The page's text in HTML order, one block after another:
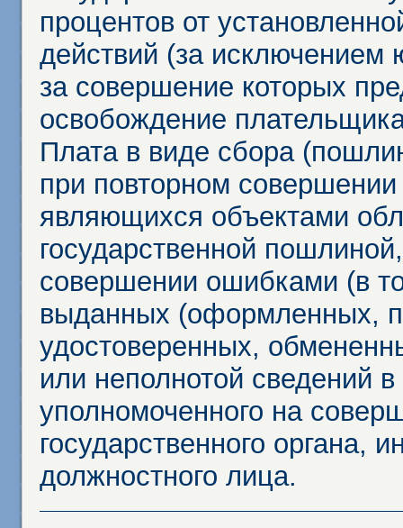
процентов от
действий (за исключением
за совершение которых
освобождение
Плата в виде сбора
при повторном
являющихся объектами
государственной
совершении ошибками (в
выданных (оформленных,
удостоверенных,
или неполнотой сведений
уполномоченного на
государственного органа,
должностного лица.